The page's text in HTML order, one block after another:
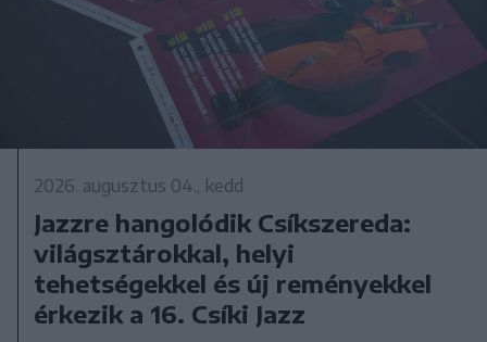
2026. augusztus 04., kedd
Jazzre hangolódik Csíkszereda:
világsztárokkal, helyi
tehetségekkel és új reményekkel
érkezik a 16. Csíki Jazz